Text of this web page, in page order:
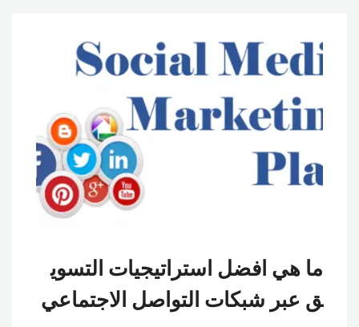
ما هي افضل استراتيجيات التسوي
ق عبر شبكات التواصل الاجتماعي